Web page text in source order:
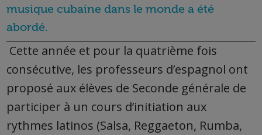
musique cubaine dans le monde a été
abordé.
Cette année et pour la quatrième fois
consécutive, les professeurs d’espagnol ont
proposé aux élèves de Seconde générale de
participer à un cours d’initiation aux
rythmes latinos (Salsa, Reggaeton, Rumba,